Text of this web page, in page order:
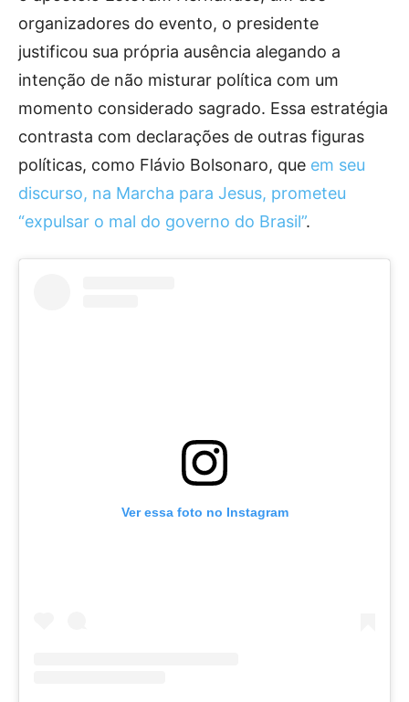
organizadores do evento, o presidente
justificou sua própria ausência alegando a
intenção de não misturar política com um
momento considerado sagrado. Essa estratégia
contrasta com declarações de outras figuras
políticas, como Flávio Bolsonaro, que em seu
discurso, na Marcha para Jesus, prometeu
“expulsar o mal do governo do Brasil”.
Ver essa foto no Instagram